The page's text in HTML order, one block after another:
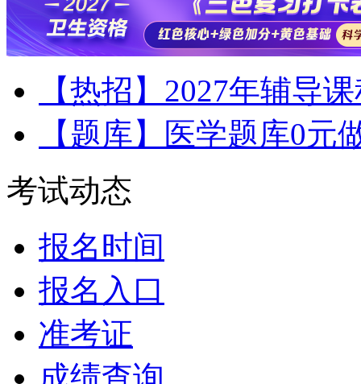
【热招】2027年辅导
【题库】医学题库0元
考试动态
报名时间
报名入口
准考证
成绩查询